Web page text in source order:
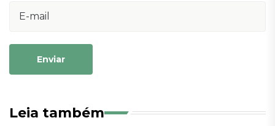
Enviar
Leia também